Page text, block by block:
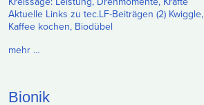
Aktuelle Links zu tec.LF-Beiträgen (2) Kwiggle,
Kaffee kochen, Biodübel
mehr …
Bionik